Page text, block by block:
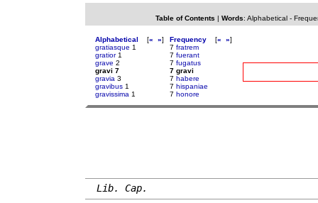
Table of Contents | Words: Alphabetical-
Alphabetical [« »]
gratiasque 1
gratior1
grave 2
gravi 7
gravia 3
gravibus 1
gravissima 1
Frequency [« »]
7 fratrem
7 fuerant
7 fugatus
7 gravi
7 habere
7 hispaniae
7 honore
Lib. Cap.